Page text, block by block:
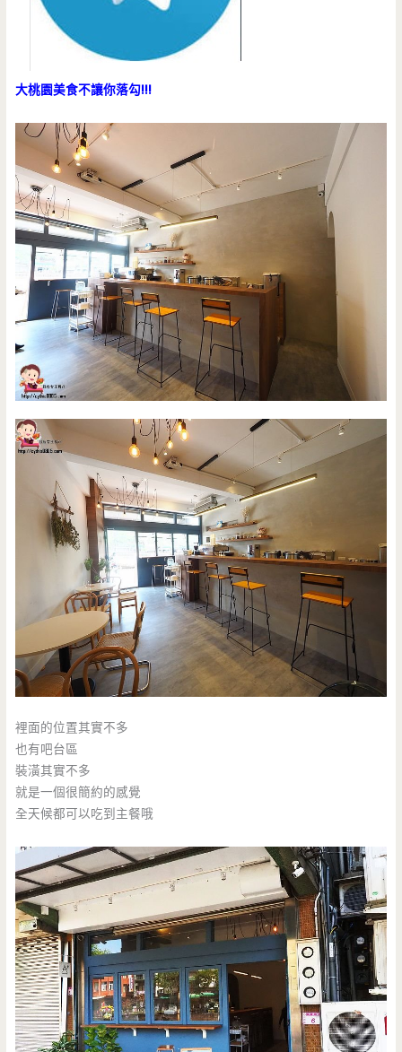
大桃園美食不讓你落勾!!!
裡面的位置其實不多
也有吧台區
裝潢其實不多
就是一個很簡約的感覺
全天候都可以吃到主餐哦